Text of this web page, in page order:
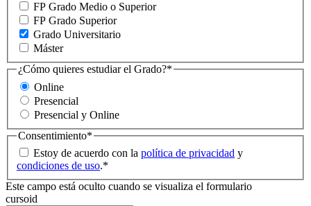
FP Grado Medio o Superior
FP Grado Superior
Grado Universitario
Máster
¿Cómo quieres estudiar el Grado?*
Online
Presencial
Presencial y Online
Consentimiento*
Estoy de acuerdo con la política de privacidad y
condiciones de uso.*
Este campo está oculto cuando se visualiza el formulario
cursoid